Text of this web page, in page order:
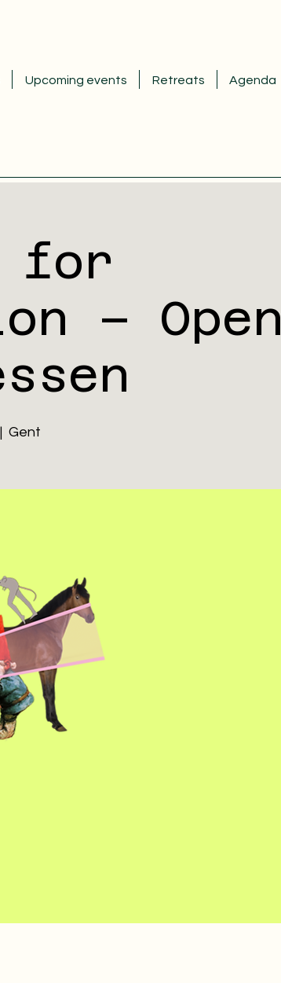
Upcoming events Retreats Agenda
for
– Open
Gent